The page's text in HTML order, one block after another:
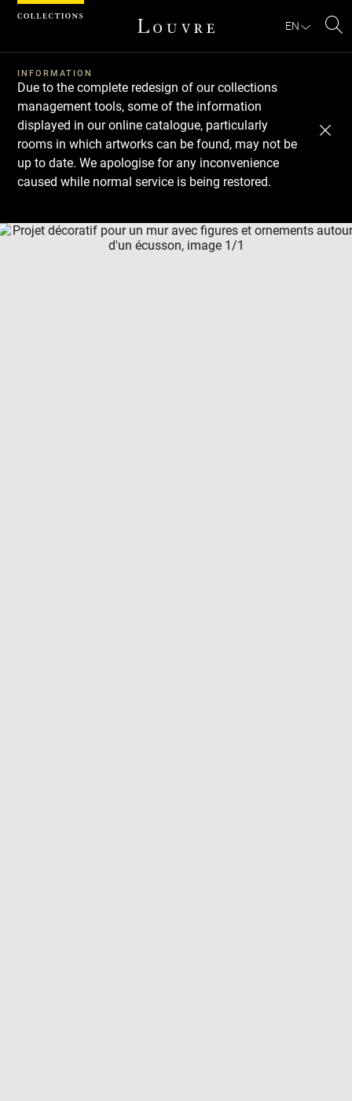
EN
INFORMATION
Due to the complete redesign of our collections
management tools, some of the information
displayed in our online catalogue, particularly
rooms in which artworks can be found, may not be
up to date. We apologise for any inconvenience
caused while normal service is being restored.
Download
Next
Previous
Cookies management panel